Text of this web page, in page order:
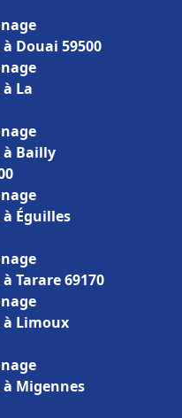
Douai 59500
La
Bailly
Éguilles
Tarare 69170
Limoux
Migennes